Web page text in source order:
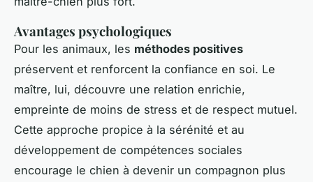
Avantages psychologiques
Pour les animaux, les méthodes positives
préservent et renforcent la confiance en soi. Le
maître, lui, découvre une relation enrichie,
empreinte de moins de stress et de respect mutuel.
Cette approche propice à la sérénité et au
développement de compétences sociales
encourage le chien à devenir un compagnon plus